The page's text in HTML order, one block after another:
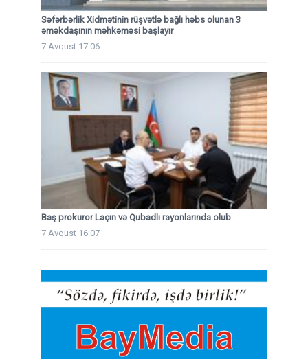
Səfərbərlik Xidmətinin rüşvətlə bağlı həbs olunan 3
əməkdaşının məhkəməsi başlayır
7 Avqust 17:06
Baş prokuror Laçın və Qubadlı rayonlarında olub
7 Avqust 16:07